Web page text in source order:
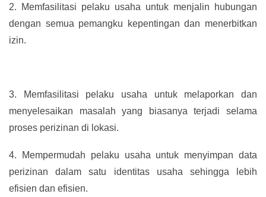
2.
Memfasilitasi pelaku usaha untuk menjalin hubungan
dengan semua pemangku kepentingan dan menerbitkan
izin.
3.
Memfasilitasi pelaku usaha untuk melaporkan dan
menyelesaikan masalah yang biasanya terjadi selama
proses perizinan di lokasi.
4.
Mempermudah pelaku usaha untuk menyimpan data
perizinan dalam satu identitas usaha sehingga lebih
efisien dan efisien.